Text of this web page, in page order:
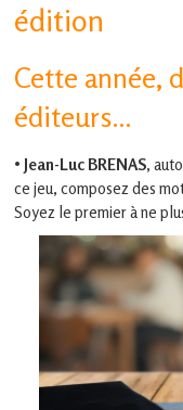
édition
Cette année,
éditeurs…
• Jean-Luc BRENAS,
ce jeu, composez des
Soyez le premier à ne